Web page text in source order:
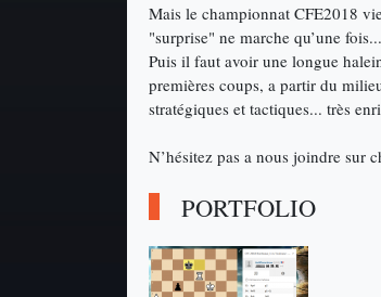
Mais le championnat CFE2018
"surprise" ne marche qu’une
Puis il faut avoir une longue
premières coups, a partir du
stratégiques et tactiques... très
N’hésitez pas a nous joindre sur
PORTFOLIO